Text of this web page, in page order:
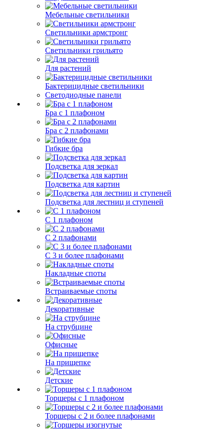
Мебельные светильники
Светильники армстронг
Светильники грильято
Для растений
Бактерицидные светильники
Светодиодные панели
Бра с 1 плафоном
Бра с 2 плафонами
Гибкие бра
Подсветка для зеркал
Подсветка для картин
Подсветка для лестниц и ступеней
С 1 плафоном
С 2 плафонами
С 3 и более плафонами
Накладные споты
Встраиваемые споты
Декоративные
На струбцине
Офисные
На прищепке
Детские
Торшеры с 1 плафоном
Торшеры с 2 и более плафонами